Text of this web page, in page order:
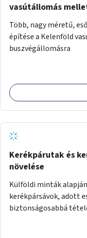
vasútállomás
Több, nagy méretű,
építése a Kelenföld
buszvégállomásra
Kerékpárutak és
növelése
Külföldi minták
kerékpársávok, adott
biztonságosabbá